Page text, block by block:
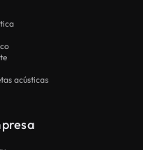
acústicas